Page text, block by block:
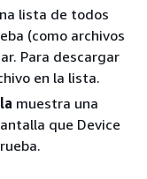
lista de todos
(como archivos
Para descargar
en la lista.
muestra una
que Device